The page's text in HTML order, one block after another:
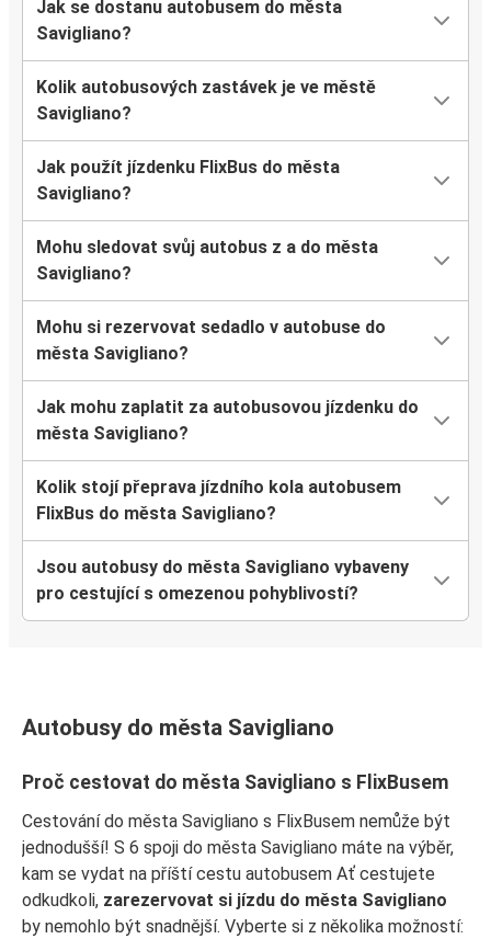
Jak se dostanu autobusem do města
Savigliano?
Kolik autobusových zastávek je ve městě
Savigliano?
Jak použít jízdenku FlixBus do města
Savigliano?
Mohu sledovat svůj autobus z a do města
Savigliano?
Mohu si rezervovat sedadlo v autobuse do
města Savigliano?
Jak mohu zaplatit za autobusovou jízdenku do
města Savigliano?
Kolik stojí přeprava jízdního kola autobusem
FlixBus do města Savigliano?
Jsou autobusy do města Savigliano vybaveny
pro cestující s omezenou pohyblivostí?
Autobusy do města Savigliano
Proč cestovat do města Savigliano s FlixBusem
Cestování do města Savigliano s FlixBusem nemůže být
jednodušší! S 6 spoji do města Savigliano máte na výběr,
kam se vydat na příští cestu autobusem Ať cestujete
odkudkoli, zarezervovat si jízdu do města Savigliano
by nemohlo být snadnější. Vyberte si z několika možností: